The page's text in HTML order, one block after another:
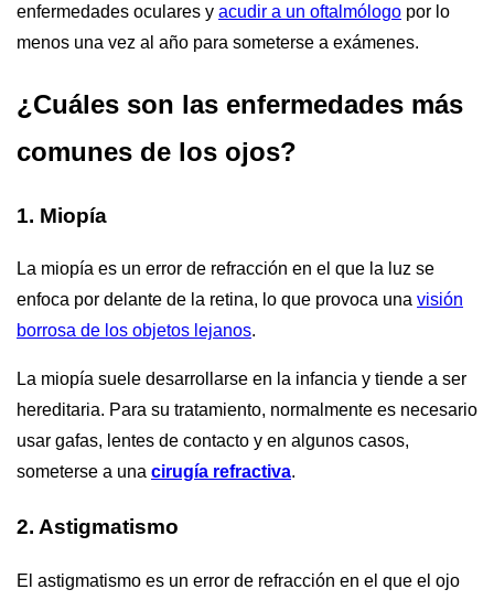
enfermedades oculares y acudir a un oftalmólogo por lo
menos una vez al año para someterse a exámenes.
¿Cuáles son las enfermedades más
comunes de los ojos?
1. Miopía
La miopía es un error de refracción en el que la luz se
enfoca por delante de la retina, lo que provoca una visión
borrosa de los objetos lejanos.
La miopía suele desarrollarse en la infancia y tiende a ser
hereditaria. Para su tratamiento, normalmente es necesario
usar gafas, lentes de contacto y en algunos casos,
someterse a una cirugía refractiva.
2. Astigmatismo
El astigmatismo es un error de refracción en el que el ojo